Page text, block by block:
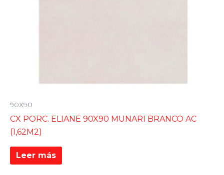
90X90
CX PORC. ELIANE 90X90 MUNARI BRANCO AC
(1,62M2)
Leer más